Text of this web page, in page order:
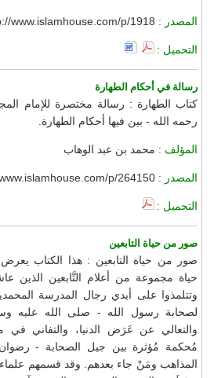
المصدر : www.islamhouse.com/p/1918
التحميل :
رسالة في أحكام الطهارة
كتاب الطهارة : رسالة مختصرة للإمام
رحمه الله - بين فيها أحكام الطهارة.
المؤلف : محمد بن عبد الوهاب
المصدر : p/264150
التحميل :
صور من حياة التابعين
صور من حياة التابعين : هذا الكتاب
حياة مجموعة من أعلام التَّابعين الذين
وتتلمذوا على أيدي رجال المدرسة
لصحابة رسول الله - صلى الله عليه
والتعالي عن عَرَض الدنيا، والتفاني في
مُحكمة مُؤثرة بين جيل الصحابة -
المذاهب ومَنْ جاء بعدهم. وقد قسمهم